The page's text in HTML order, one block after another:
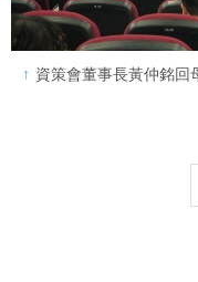
資策會董事長黃仲銘回